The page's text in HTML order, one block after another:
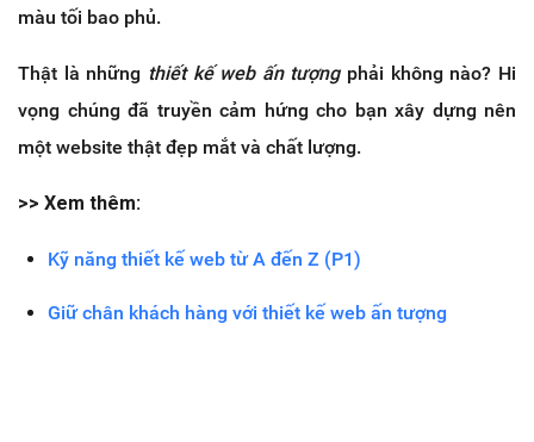
màu tối bao phủ.
Thật là những thiết kế web ấn tượngphải không nào? Hi
vọng chúng đã truyền cảm hứng cho bạn xây dựng nên
một website thật đẹp mắt và chất lượng.
>> Xem thêm:
Kỹ năng thiết kế web từ A đến Z (P1)
Giữ chân khách hàng với thiết kế web ấn tượng